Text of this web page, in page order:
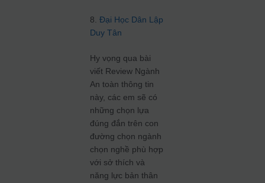
8.Đại Học Dân Lập
Duy Tân
Hy vọng qua bài
viết Review Ngành
An toàn thông tin
này, các em sẽ có
những chọn lựa
đúng đắn trên con
đường chọn ngành
chọn nghề phù hợp
với sở thích và
năng lực bản thân